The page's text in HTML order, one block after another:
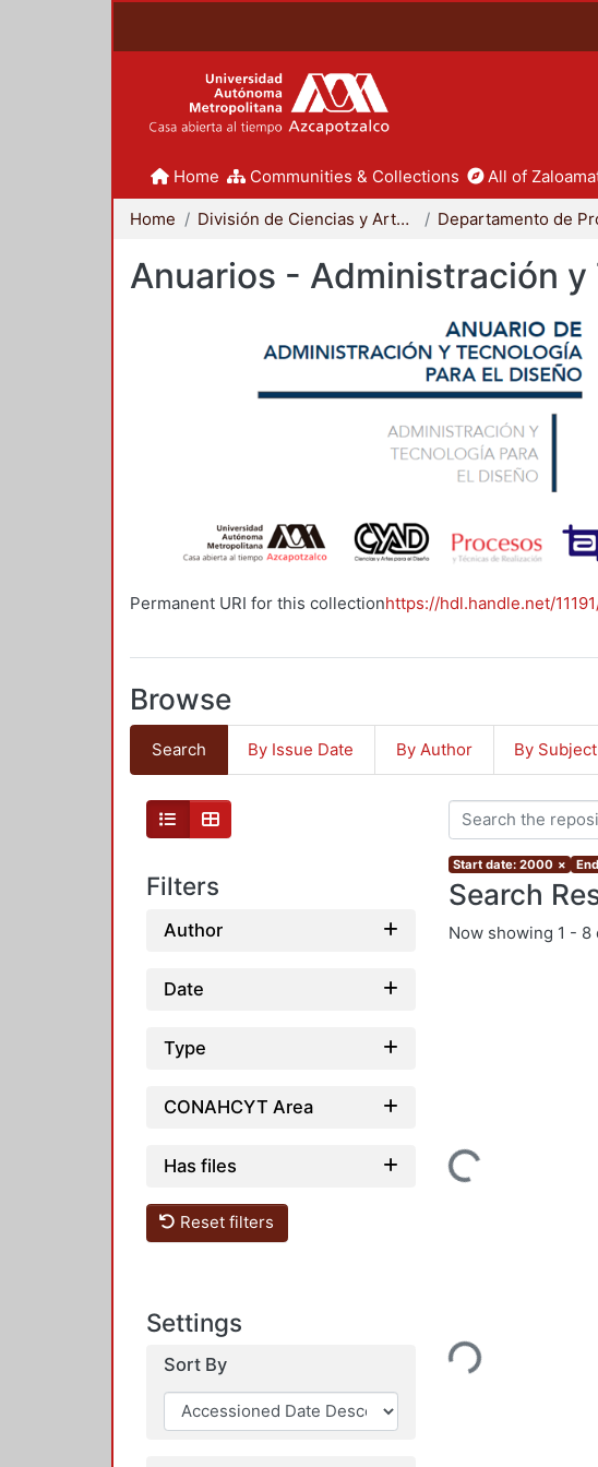
Home Communities & Collections All of
Home División de Ciencias y Artes para el Diseño
Anuarios - Administración
Permanent URI for this collectionhttps://hdl.handle.net/
Browse
Search By Issue Date By Author By Subject
Filters
Author
Date
Type
CONAHCYT Area
Has files
Reset filters
Settings
Sort By
Start date: 2000 ×
Search
Now showing 1 - 8
Loading...
Loading...